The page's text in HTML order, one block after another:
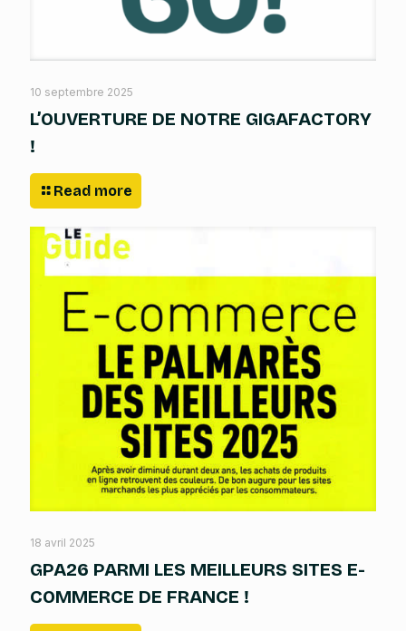
10 septembre 2025
L’OUVERTURE DE NOTRE GIGAFACTORY
!
Read more
18 avril 2025
GPA26 PARMI LES MEILLEURS SITES E-
COMMERCE DE FRANCE !